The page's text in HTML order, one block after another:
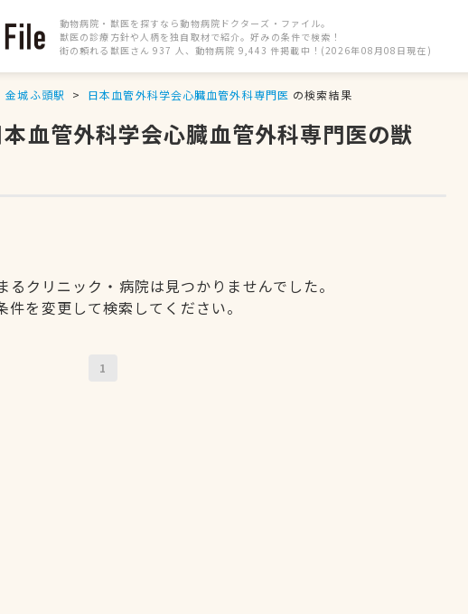
動物病院・獣医を探すなら動物病院ドクターズ・ファイル。
獣医の診療方針や人柄を独自取材で紹介。好みの条件で検索！
街の頼れる獣医さん 937 人、動物病院 9,443 件掲載中！(2026年08月08日現在)
金城ふ頭駅 日本血管外科学会心臓血管外科専門医 の検索結果
血管外科学会心臓血管外科専門医の獣
るクリニック・病院は見つかりませんでした。
件を変更して検索してください。
1